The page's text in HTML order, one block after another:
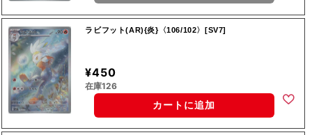
ラビフット(AR){炎}〈106/102〉[SV7]
¥450
在庫126
カートに追加